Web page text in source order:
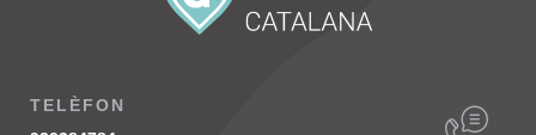
TELÈFON